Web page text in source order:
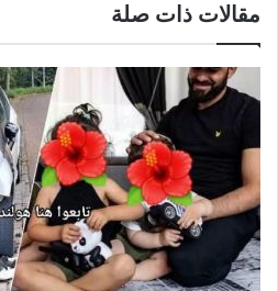
مقالات ذات صلة